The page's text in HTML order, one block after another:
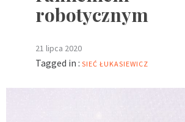
robotycznym
21 lipca 2020
Tagged in : SIEĆ ŁUKASIEWICZ